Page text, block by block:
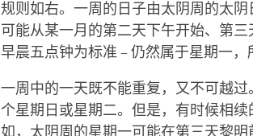
规则如右。一周的日子由太阴周的太
可能从某一月的第二天下午开始、第
早晨五点钟为标准 – 仍然属于星期一，
一周中的一天既不能重复，又不可越
个星期日或星期二。但是，有时候相
如，太阴周的星期一可能在第三天黎